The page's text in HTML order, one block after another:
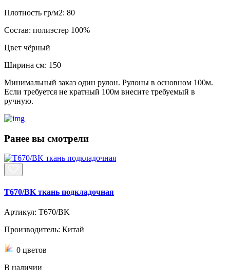
Плотность гр/м2: 80
Состав: полиэстер 100%
Цвет чёрный
Ширина см: 150
Минимальный заказ один рулон. Рулоны в основном 100м.
Если требуется не кратный 100м внесите требуемый в
ручную.
Ранее вы смотрели
T670/BK ткань подкладочная
Артикул: T670/BK
Производитель: Китай
0 цветов
В наличии